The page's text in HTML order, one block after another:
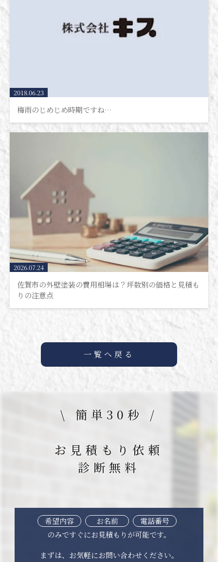
2018.06.23
梅雨のじめじめ時期ですね…
2026.07.24
佐賀市の外壁塗装の費用相場は？坪数別の価格と見積も
りの注意点
一覧へ戻る
\ 簡単30秒 /
お見積もり依頼
診断無料
希望内容 お名前
電話番号
のみですぐにお見積もりが可能です。
まずは、お気軽にお問い合わせください。